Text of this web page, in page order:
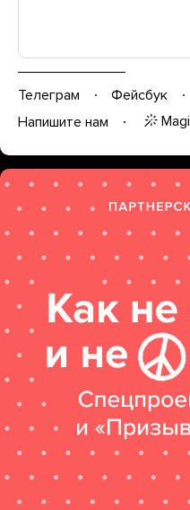
Телеграм Фейсбук
Напишите нам